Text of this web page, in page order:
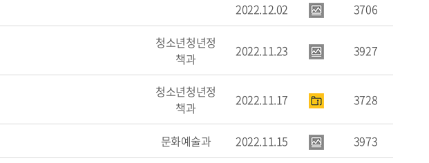
2022.12.02 3706
청소년청년정
책과
2022.11.23 3927
청소년청년정
책과
2022.11.17 3728
문화예술과 2022.11.15 3973